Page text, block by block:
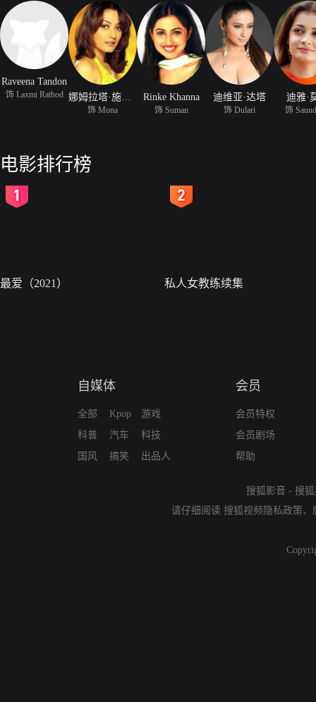
Raveena Tandon
饰 Laxmi Rathod
饰 Mona
Rinke Khanna
饰 Suman
迪维亚·达塔
饰 Dulari
迪雅·
饰
电影排行榜
最爱（2021） 私人女教练续集
自媒体
全部
科普
国风
Kpop
汽车
搞笑
游戏
科技
出品人
会员
会员特权
会员剧场
帮助
搜狐影音 - 搜
请仔细阅读 搜狐视频隐私政策、